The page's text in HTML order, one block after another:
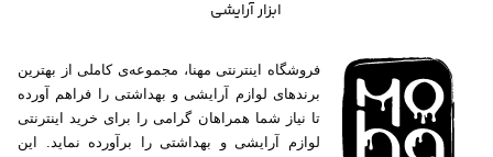
ابزار آرایشی
فروشگاه اینترنتی مهنا، مجموعه‌ی کاملی از بهترین
برندهای لوازم آرایشی و بهداشتی را فراهم آورده
تا نیاز شما همراهان گرامی را برای خرید اینترنتی
لوازم آرایشی و بهداشتی را برآورده نماید. این